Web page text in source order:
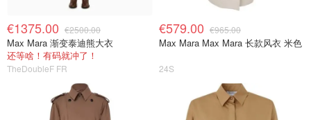
€1375.00 €2500.00
Max Mara 渐变泰迪熊大衣
还等啥！有码就冲了！
TheDoubleF FR
€579.00 €965.00
Max Mara Max Mara 长款风衣 米色
24S